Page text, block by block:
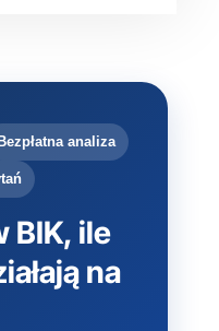
analiza
BIK, ile
na